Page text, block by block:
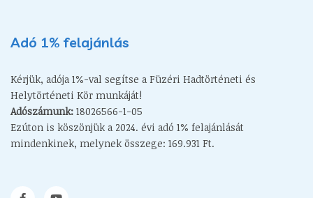
Adó 1% felajánlás
Kérjük, adója 1%-val segítse a Füzéri Hadtörténeti és
Helytörténeti Kör munkáját!
Adószámunk: 18026566-1-05
Ezúton is köszönjük a 2024. évi adó 1% felajánlását
mindenkinek, melynek összege: 169.931 Ft.